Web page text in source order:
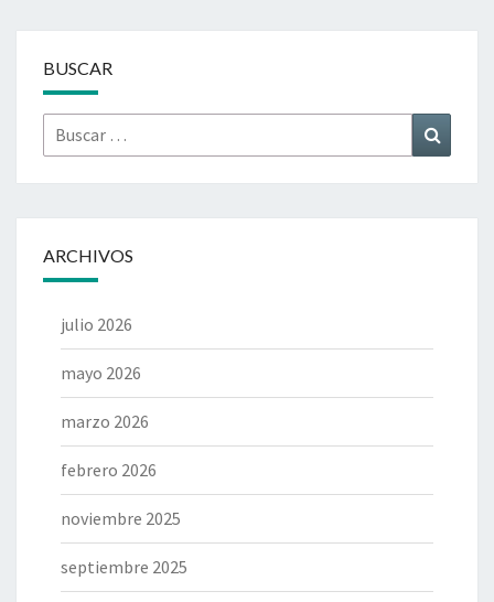
BUSCAR
Buscar
por:
ARCHIVOS
julio 2026
mayo 2026
marzo 2026
febrero 2026
noviembre 2025
septiembre 2025